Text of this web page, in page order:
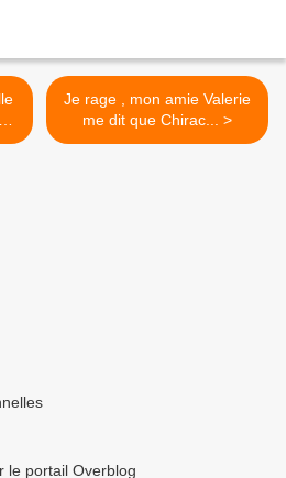
Je rage , mon amie Valerie
me dit que Chirac... >
le portail Overblog